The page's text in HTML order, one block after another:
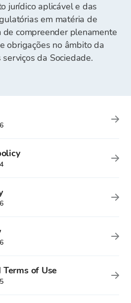
jurídico aplicável e das
em matéria de
compreender plenamente
obrigações no âmbito da
da Sociedade.
of Use